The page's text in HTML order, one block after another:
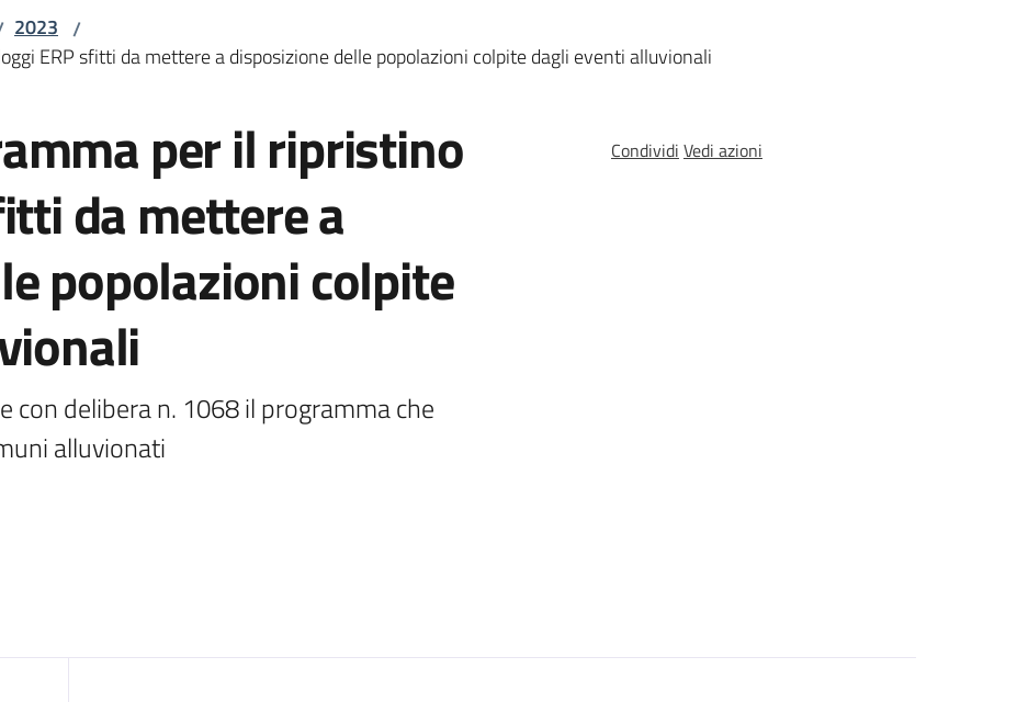
2023 /
ERP sfitti da mettere a disposizione delle popolazioni colpite dagli eventi alluvionali
per il ripristino
da mettere a
popolazioni colpite
con delibera n. 1068 il programma che
alluvionati
Condividi Vedi azioni